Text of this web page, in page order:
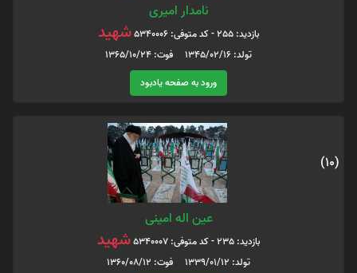
نامدار امیری
بازدید: 255 - کد متوفی: 5340006 شهید
تولد: 1345/02/16 فوت: 1365/10/24
ورود به صفحه یادبود
(10)
عین اله امینی
بازدید: 235 - کد متوفی: 5340007 شهید
تولد: 1339/01/12 فوت: 1360/08/12